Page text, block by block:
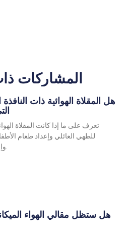
المشاركات
هل المقلاة الهوائية ذات
تعرف على ما إذا كانت المقلاة
للطهي العائلي وإعداد طعام
هل ستظل مقالي الهواء